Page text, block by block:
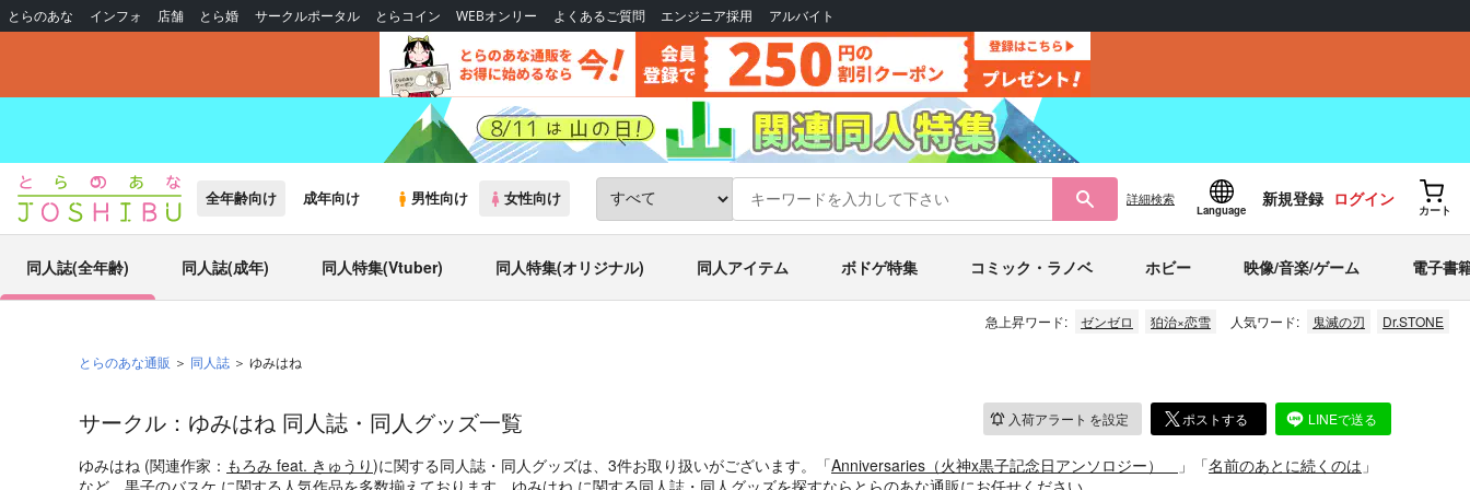
とらのあな インフォ 店舗 とら婚 サークルポータル とらコイン WEBオンリー よくあるご質問 エンジニア採用 アルバイト
全年齢向け 成年向け 男性向け 女性向け 詳細検索
Language
新規登録 ログイン
カート
同人誌(全年齢) 同人誌(成年) 同人特集(Vtuber) 同人特集(オリジナル) 同人アイテム ボドゲ特集 コミック・ラノベ ホビー 映像/音楽/ゲーム 電子書
急上昇ワード: ゼンゼロ 狛治×恋雪 人気ワード: 鬼滅の刃 Dr.STONE
とらのあな通販 同人誌 ゆみはね
入荷アラート を設定 ポストする LINEで送る
サークル：ゆみはね 同人誌・同人グッズ一覧
ゆみはね (関連作家： もろみ feat. きゅうり)に関する同人誌・同人グッズは、3件お取り扱いがございます。「Anniversaries（火神x黒子記念日アンソロジー） 」「名前のあとに続くのは 」
など、 黒子のバスケ に関する人気作品を多数揃えております。ゆみはね に関する同人誌・同人グッズを探すならとらのあな通販にお任せください。